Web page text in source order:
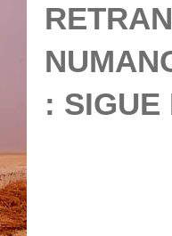
: SIGUE